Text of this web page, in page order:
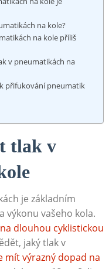
na kole?
na kole příliš
v pneumatikách na
přifukování pneumatik
tlak v
je základním
výkonu vašeho kola.
dlouhou cyklistickou
jaký tlak v
mít výrazný dopad na